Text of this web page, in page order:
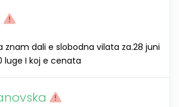
znam dali e slobodna vilata za.28 juni
luge I koj e cenata